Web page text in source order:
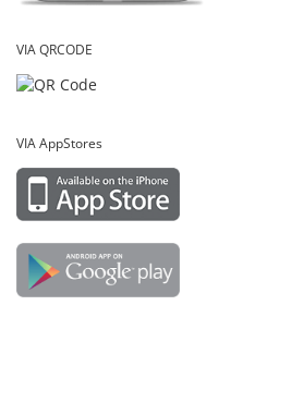
VIA QRCODE
VIA AppStores